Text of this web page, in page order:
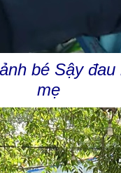
bé Sậy
mẹ